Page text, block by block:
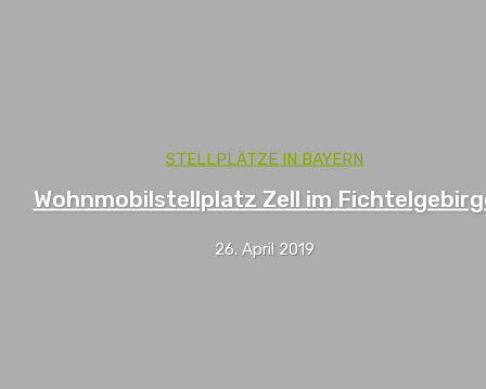
STELLPLÄTZE IN BAYERN
Wohnmobilstellplatz Zell im
26. April 2019